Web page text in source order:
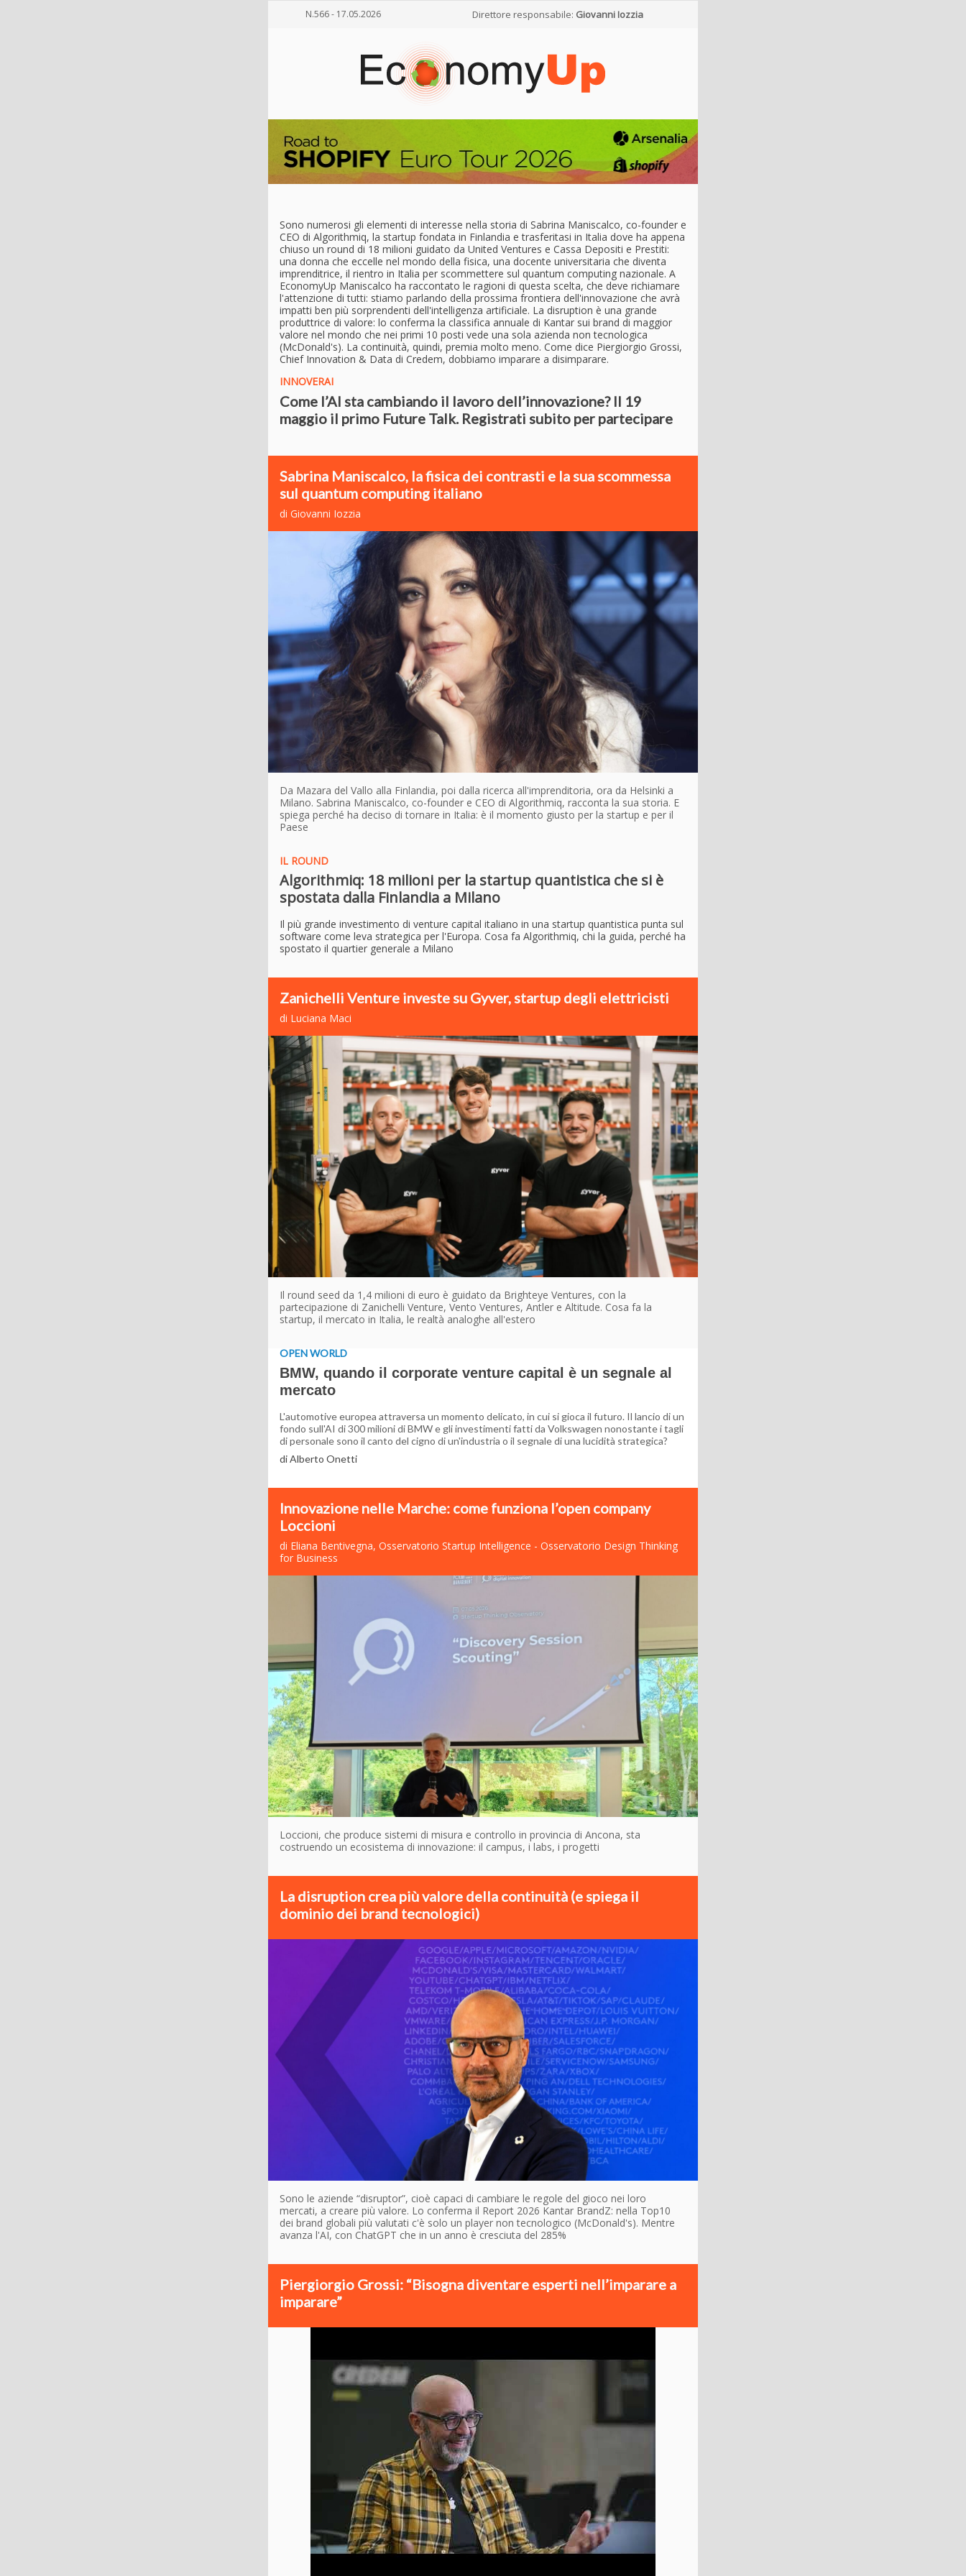
N.566 - 17.05.2026 Direttore responsabile: Giovanni Iozzia
Sono numerosi gli elementi di interesse nella storia di Sabrina Maniscalco, co-founder e
CEO di Algorithmiq, la startup fondata in Finlandia e trasferitasi in Italia dove ha appena
chiuso un round di 18 milioni guidato da United Ventures e Cassa Depositi e Prestiti:
una donna che eccelle nel mondo della fisica, una docente universitaria che diventa
imprenditrice, il rientro in Italia per scommettere sul quantum computing nazionale. A
EconomyUp Maniscalco ha raccontato le ragioni di questa scelta, che deve richiamare
l'attenzione di tutti: stiamo parlando della prossima frontiera dell'innovazione che avrà
impatti ben più sorprendenti dell'intelligenza artificiale. La disruption è una grande
produttrice di valore: lo conferma la classifica annuale di Kantar sui brand di maggior
valore nel mondo che nei primi 10 posti vede una sola azienda non tecnologica
(McDonald's). La continuità, quindi, premia molto meno. Come dice Piergiorgio Grossi,
Chief Innovation & Data di Credem, dobbiamo imparare a disimparare.
INNOVERAI
Come l’AI sta cambiando il lavoro dell’innovazione? Il 19
maggio il primo Future Talk. Registrati subito per partecipare
Sabrina Maniscalco, la fisica dei contrasti e la sua scommessa
sul quantum computing italiano
di Giovanni Iozzia
Da Mazara del Vallo alla Finlandia, poi dalla ricerca all'imprenditoria, ora da Helsinki a
Milano. Sabrina Maniscalco, co-founder e CEO di Algorithmiq, racconta la sua storia. E
spiega perché ha deciso di tornare in Italia: è il momento giusto per la startup e per il
Paese
IL ROUND
Algorithmiq: 18 milioni per la startup quantistica che si è
spostata dalla Finlandia a Milano
Il più grande investimento di venture capital italiano in una startup quantistica punta sul
software come leva strategica per l'Europa. Cosa fa Algorithmiq, chi la guida, perché ha
spostato il quartier generale a Milano
Zanichelli Venture investe su Gyver, startup degli elettricisti
di Luciana Maci
Il round seed da 1,4 milioni di euro è guidato da Brighteye Ventures, con la
partecipazione di Zanichelli Venture, Vento Ventures, Antler e Altitude. Cosa fa la
startup, il mercato in Italia, le realtà analoghe all'estero
OPEN WORLD
BMW, quando il corporate venture capital è un segnale al
mercato
L'automotive europea attraversa un momento delicato, in cui si gioca il futuro. Il lancio di un
fondo sull'AI di 300 milioni di BMW e gli investimenti fatti da Volkswagen nonostante i tagli
di personale sono il canto del cigno di un'industria o il segnale di una lucidità strategica?
di Alberto Onetti
Innovazione nelle Marche: come funziona l’open company
Loccioni
di Eliana Bentivegna, Osservatorio Startup Intelligence - Osservatorio Design Thinking
for Business
Loccioni, che produce sistemi di misura e controllo in provincia di Ancona, sta
costruendo un ecosistema di innovazione: il campus, i labs, i progetti
La disruption crea più valore della continuità (e spiega il
dominio dei brand tecnologici)
Sono le aziende “disruptor”, cioè capaci di cambiare le regole del gioco nei loro
mercati, a creare più valore. Lo conferma il Report 2026 Kantar BrandZ: nella Top10
dei brand globali più valutati c'è solo un player non tecnologico (McDonald's). Mentre
avanza l'AI, con ChatGPT che in un anno è cresciuta del 285%
Piergiorgio Grossi: “Bisogna diventare esperti nell’imparare a
imparare”